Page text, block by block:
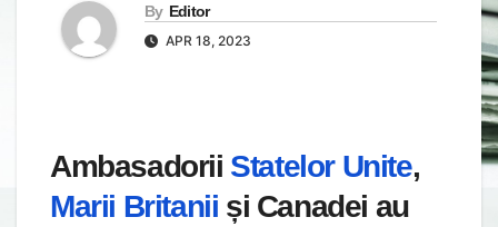
By Editor
APR 18, 2023
Ambasadorii Statelor Unite,
Marii Britanii și Canadei au